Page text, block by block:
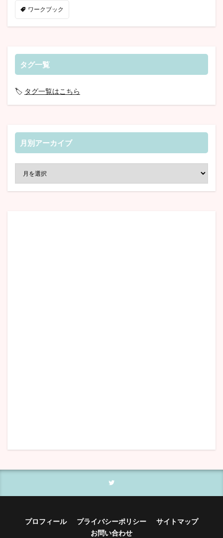
ワークブック
タグ一覧
🏷️ タグ一覧はこちら
月別アーカイブ
プロフィール プライバシーポリシー
サイトマップ
お問い合わせ